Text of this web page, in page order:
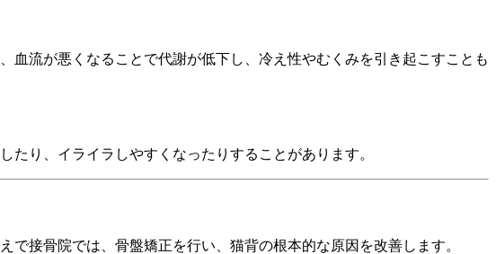
流が悪くなることで代謝が低下し、冷え性やむくみを引き起こすことも
り、イライラしやすくなったりすることがあります。
接骨院では、骨盤矯正を行い、猫背の根本的な原因を改善します。